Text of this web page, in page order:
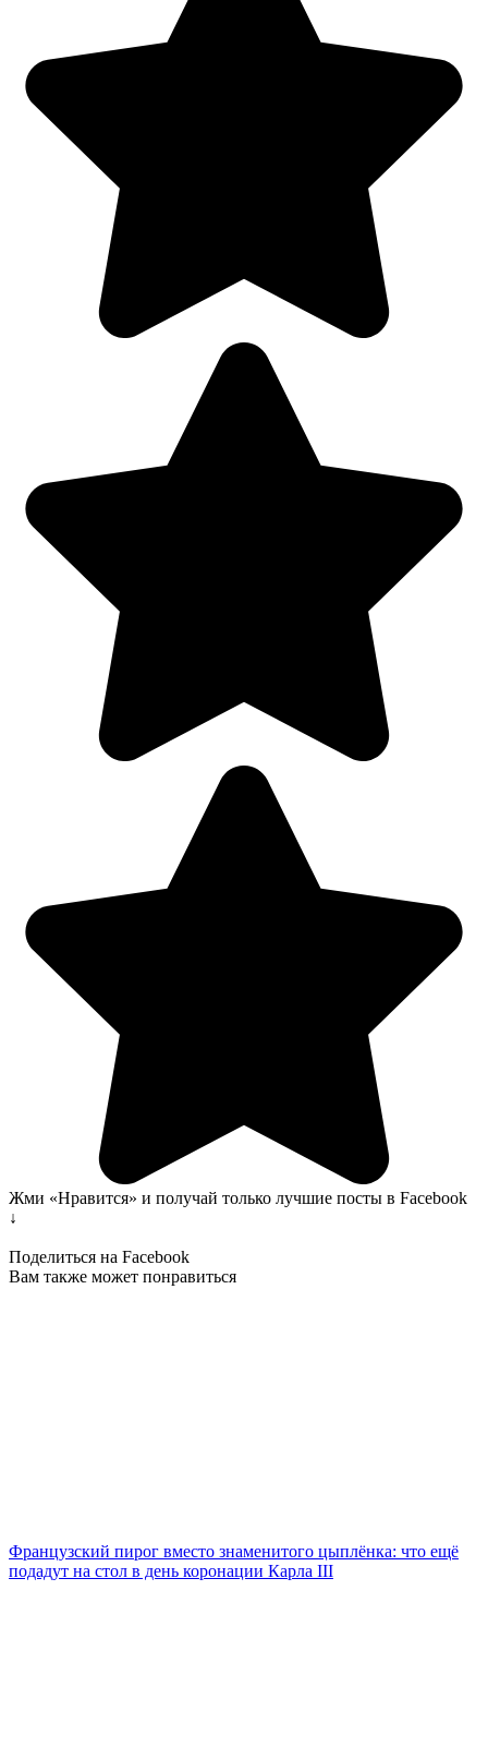
Жми «Нравится» и получай только лучшие посты в Facebook
↓
Поделиться на Facebook
Вам также может понравиться
Французский пирог вместо знаменитого цыплёнка: что ещё
подадут на стол в день коронации Карла III